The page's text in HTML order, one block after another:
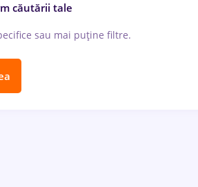
căutării tale
sau mai puține filtre.